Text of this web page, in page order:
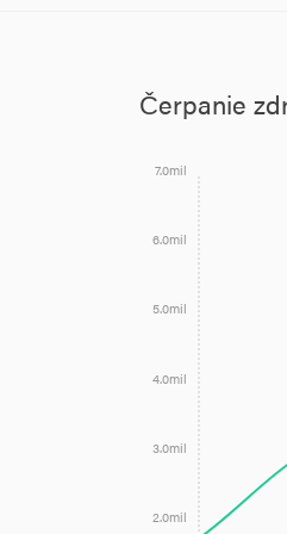
Čerpanie
2.0mil
3.0mil
4.0mil
5.0mil
6.0mil
7.0mil